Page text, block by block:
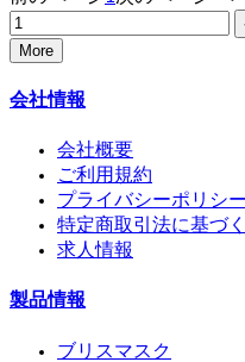
More
会社情報
会社概要
ご利用規約
プライバシーポリシー
特定商取引法に基づ
求人情報
製品情報
ブリスマスク